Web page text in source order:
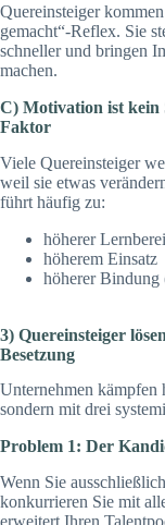
Quereinsteiger
gemacht“-Reflex. Sie
schneller und bringen
machen.
C) Motivation ist kein
Faktor
Viele Quereinsteiger
weil sie etwas
führt häufig zu:
höherer
höherem Einsatz
höherer Bindung
3) Quereinsteiger
Besetzung
Unternehmen kämpfen
sondern mit drei
Problem 1: Der
Wenn Sie
konkurrieren Sie mit